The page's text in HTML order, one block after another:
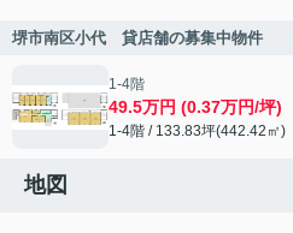
堺市南区小代 貸店舗の募集中物件
1-4階
49.5万円 (0.37万円/坪)
1-4階 / 133.83坪(442.42㎡)
地図